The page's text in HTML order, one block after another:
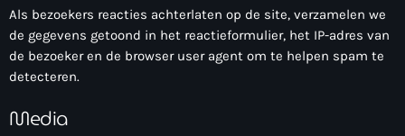
Als bezoekers reacties achterlaten op de site, verzamelen we
de gegevens getoond in het reactieformulier, het IP-adres van
de bezoeker en de browser user agent om te helpen spam te
detecteren.
Media